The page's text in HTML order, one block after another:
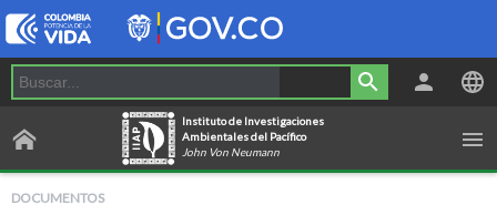
Instituto de Investigaciones
Ambientales del Pacífico
John Von Neumann
DOCUMENTOS